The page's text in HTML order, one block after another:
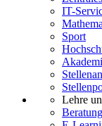
IT-
Sport
Lehre